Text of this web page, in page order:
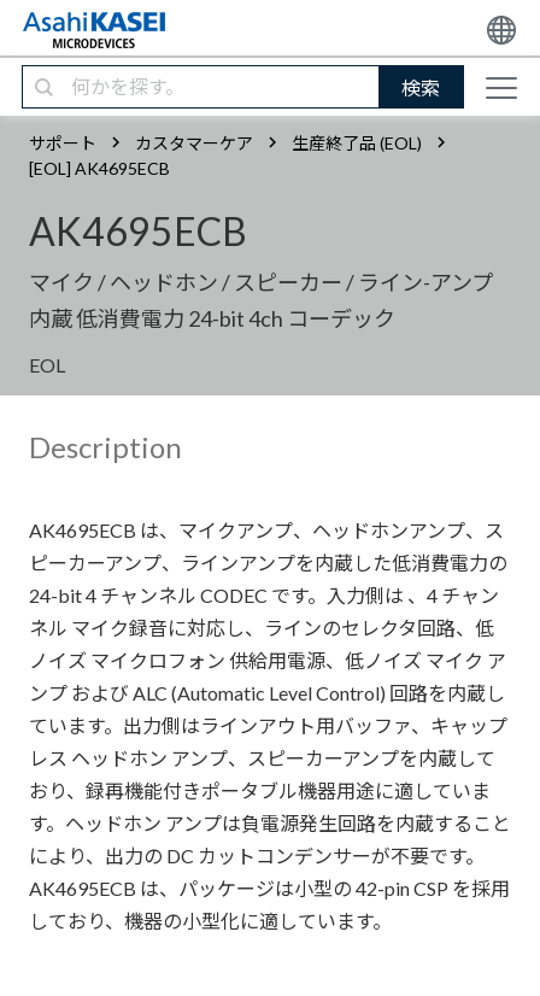
検索
サポート カスタマーケア
生産終了品 (EOL)
[EOL] AK4695ECB
AK4695ECB
マイク / ヘッドホン / スピーカー / ライン-アンプ
内蔵 低消費電力 24-bit 4ch コーデック
EOL
Description
AK4695ECB は、マイクアンプ、ヘッドホンアンプ、ス
ピーカーアンプ、ラインアンプを内蔵した低消費電力の
24-bit 4 チャンネル CODEC です。入力側は 、4 チャン
ネル マイク録音に対応し、ラインのセレクタ回路、低
ノイズ マイクロフォン 供給用電源、低ノイズ マイク ア
ンプ および ALC (Automatic Level Control) 回路を内蔵し
ています。出力側はラインアウト用バッファ、キャップ
レス ヘッドホン アンプ、スピーカーアンプを内蔵して
おり、録再機能付きポータブル機器用途に適していま
す。ヘッドホン アンプは負電源発生回路を内蔵すること
により、出力の DC カットコンデンサーが不要です。
AK4695ECB は、パッケージは小型の 42-pin CSP を採用
しており、機器の小型化に適しています。